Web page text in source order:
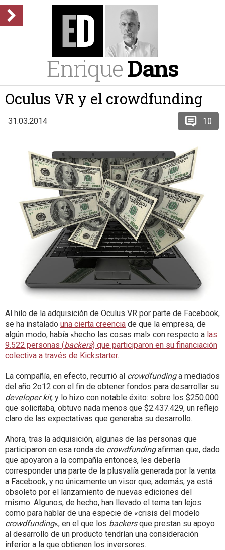
EnriqueDans
Oculus VR y el crowdfunding
31.03.2014 10
Al hilo de la adquisición de Oculus VR por parte de Facebook,
se ha instalado una cierta creencia de que la empresa, de
algún modo, había «hecho las cosas mal» con respecto a las
9.522 personas (backers) que participaron en su financiación
colectiva a través de Kickstarter.
La compañía, en efecto, recurrió al crowdfundinga mediados
del año 2o12 con el fin de obtener fondos para desarrollar su
developer kit, y lo hizo con notable éxito: sobre los $250.000
que solicitaba, obtuvo nada menos que $2.437.429, un reflejo
claro de las expectativas que generaba su desarrollo.
Ahora, tras la adquisición, algunas de las personas que
participaron en esa ronda de crowdfundingafirman que, dado
que apoyaron a la compañía entonces, les debería
corresponder una parte de la plusvalía generada por la venta
a Facebook, y no únicamente un visor que, además, ya está
obsoleto por el lanzamiento de nuevas ediciones del
mismo. Algunos, de hecho, han llevado el tema tan lejos
como para hablar de una especie de «crisis del modelo
crowdfunding«, en el que los backersque prestan su apoyo
al desarrollo de un producto tendrían una consideración
inferior a la que obtienen los inversores.